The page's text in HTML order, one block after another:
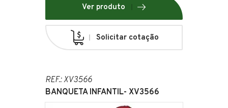
Ver produto
Solicitar cotação
REF.: XV3566
BANQUETA INFANTIL- XV3566